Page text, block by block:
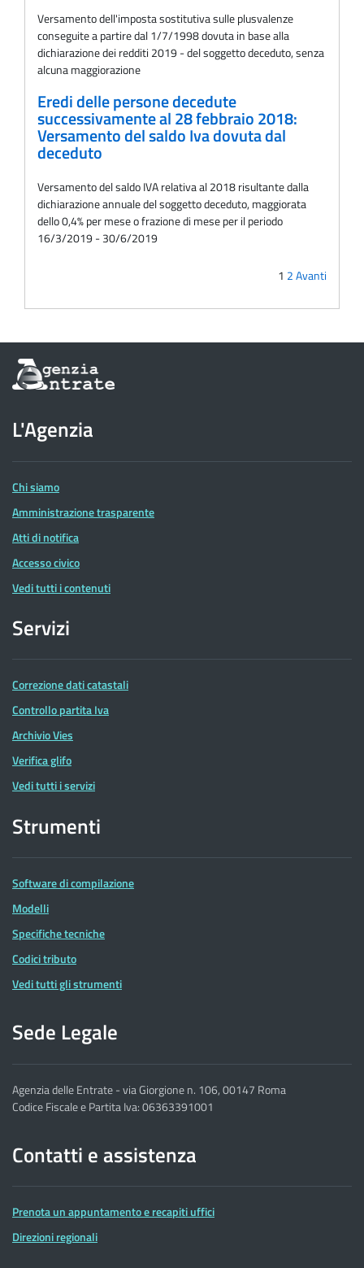
Versamento dell'imposta sostitutiva sulle plusvalenze
conseguite a partire dal 1/7/1998 dovuta in base alla
dichiarazione dei redditi 2019 - del soggetto deceduto, senza
alcuna maggiorazione
Eredi delle persone decedute
successivamente al 28 febbraio 2018:
Versamento del saldo Iva dovuta dal
deceduto
Versamento del saldo IVA relativa al 2018 risultante dalla
dichiarazione annuale del soggetto deceduto, maggiorata
dello 0,4% per mese o frazione di mese per il periodo
16/3/2019 - 30/6/2019
1 2Avanti
Informazioni
sul
dell'Agenzia
delle
Entrate
L'Agenzia
Chi siamo
Amministrazione trasparente
Atti di notifica
Accesso civico
Vedi tutti i contenuti
Servizi
Correzione dati catastali
Controllo partita Iva
Archivio Vies
Verifica glifo
Vedi tutti i servizi
Strumenti
Software di compilazione
Modelli
Specifiche tecniche
Codici tributo
Vedi tutti gli strumenti
Sede Legale
Agenzia delle Entrate - via Giorgione n. 106, 00147 Roma
Codice Fiscale e Partita Iva: 06363391001
Contatti e assistenza
Prenota un appuntamento e recapiti uffici
Direzioni regionali